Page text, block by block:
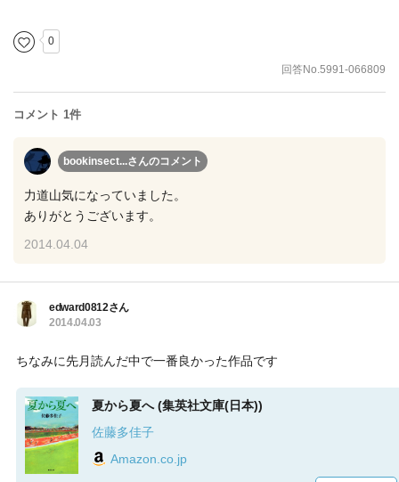
0
回答No.5991-066809
コメント 1件
bookinsect...さんのコメント
力道山気になっていました。
ありがとうございます。
2014.04.04
edward0812さん
2014.04.03
ちなみに先月読んだ中で一番良かった作品です
夏から夏へ (集英社文庫(日本))
佐藤多佳子
Amazon.co.jp